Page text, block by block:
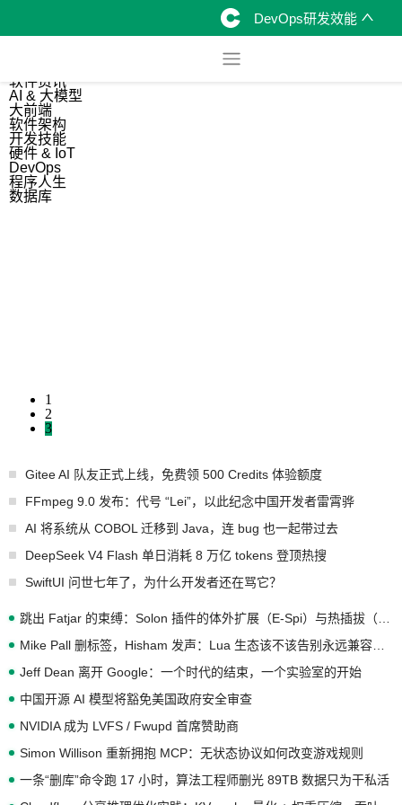
DevOps研发效能
软件资讯
AI & 大模型
大前端
软件架构
开发技能
硬件 & IoT
DevOps
程序人生
数据库
1
2
3
Gitee AI 队友正式上线，免费领 500 Credits 体验额度
FFmpeg 9.0 发布：代号 “Lei”，以此纪念中国开发者雷霄骅
AI 将系统从 COBOL 迁移到 Java，连 bug 也一起带过去
DeepSeek V4 Flash 单日消耗 8 万亿 tokens 登顶热搜
SwiftUI 问世七年了，为什么开发者还在骂它？
Jeff Dean 离开 Google：一个时代的结束，一个实验室的开始
中国开源 AI 模型将豁免美国政府安全审查
NVIDIA 成为 LVFS / Fwupd 首席赞助商
Simon Willison 重新拥抱 MCP：无状态协议如何改变游戏规则
一条“删库”命令跑 17 小时，算法工程师删光 89TB 数据只为干私活